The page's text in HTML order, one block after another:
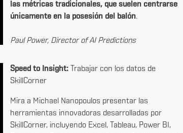
las métricas tradicionales, que suelen centrarse
únicamente en la posesión del balón.
Paul Power, Director of AI Predictions
Speed to Insight: Trabajar con los datos de
SkillCorner
Mira a Michael Nanopoulos presentar las
herramientas innovadoras desarrolladas por
SkillCorner, incluyendo Excel, Tableau, Power BI,